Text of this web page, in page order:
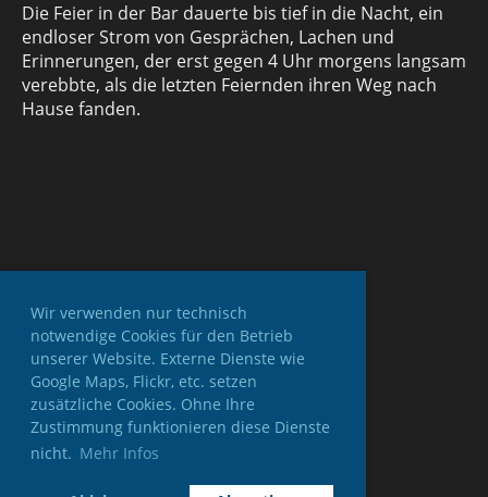
Wir verwenden nur technisch
notwendige Cookies für den Betrieb
unserer Website. Externe Dienste wie
Google Maps, Flickr, etc. setzen
zusätzliche Cookies. Ohne Ihre
Zustimmung funktionieren diese Dienste
nicht. Mehr Infos
Die Feier in der Bar dauerte bis tief in die Nacht, ein
endloser Strom von Gesprächen, Lachen und
Erinnerungen, der erst gegen 4 Uhr morgens langsam
verebbte, als die letzten Feiernden ihren Weg nach
Hause fanden.